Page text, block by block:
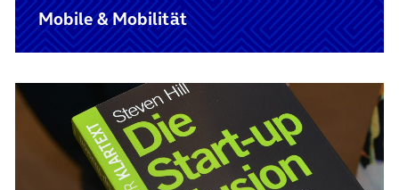
Mobile & Mobilität